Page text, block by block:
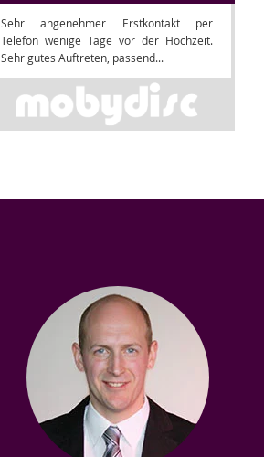
DJ.
Sehr angenehmer Erstkontakt per
Telefon wenige Tage vor der Hochzeit.
Sehr gutes Auftreten, passend...